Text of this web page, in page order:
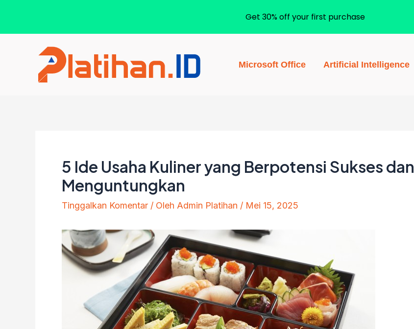
Microsoft Office Artificial Intelligence
5 Ide Usaha Kuliner yang Berpotensi Sukses dan
Menguntungkan
Tinggalkan Komentar / Oleh Admin Platihan / Mei 15, 2025
Get 30% off your first purchase